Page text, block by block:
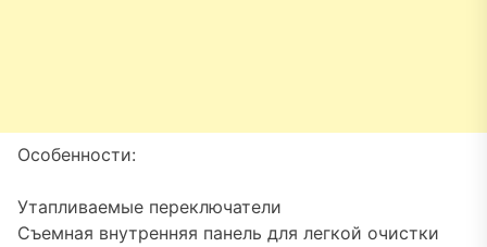
Особенности:
Утапливаемые переключатели
Съемная внутренняя панель для легкой очистки